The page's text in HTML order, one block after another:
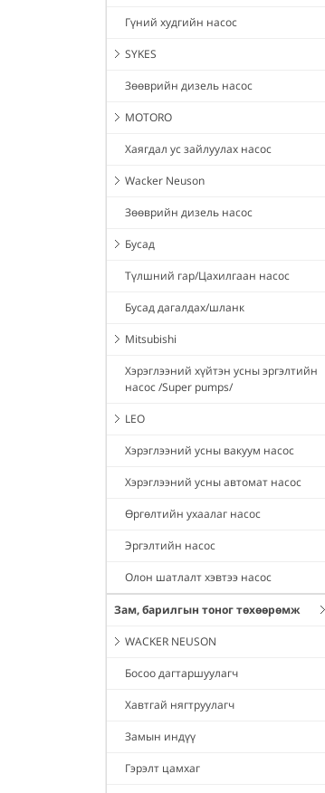
Гүний худгийн насос
SYKES
Зөөврийн дизель насос
MOTORO
Хаягдал ус зайлуулах насос
Wacker Neuson
Зөөврийн дизель насос
Бусад
Түлшний гар/Цахилгаан насос
Бусад дагалдах/шланк
Mitsubishi
Хэрэглээний хүйтэн усны эргэлтийн
насос /Super pumps/
LEO
Хэрэглээний усны вакуум насос
Хэрэглээний усны автомат насос
Өргөлтийн ухаалаг насос
Эргэлтийн насос
Олон шатлалт хэвтээ насос
Зам, барилгын тоног төхөөрөмж
WACKER NEUSON
Босоо дагтаршуулагч
Хавтгай нягтруулагч
Замын индүү
Гэрэлт цамхаг